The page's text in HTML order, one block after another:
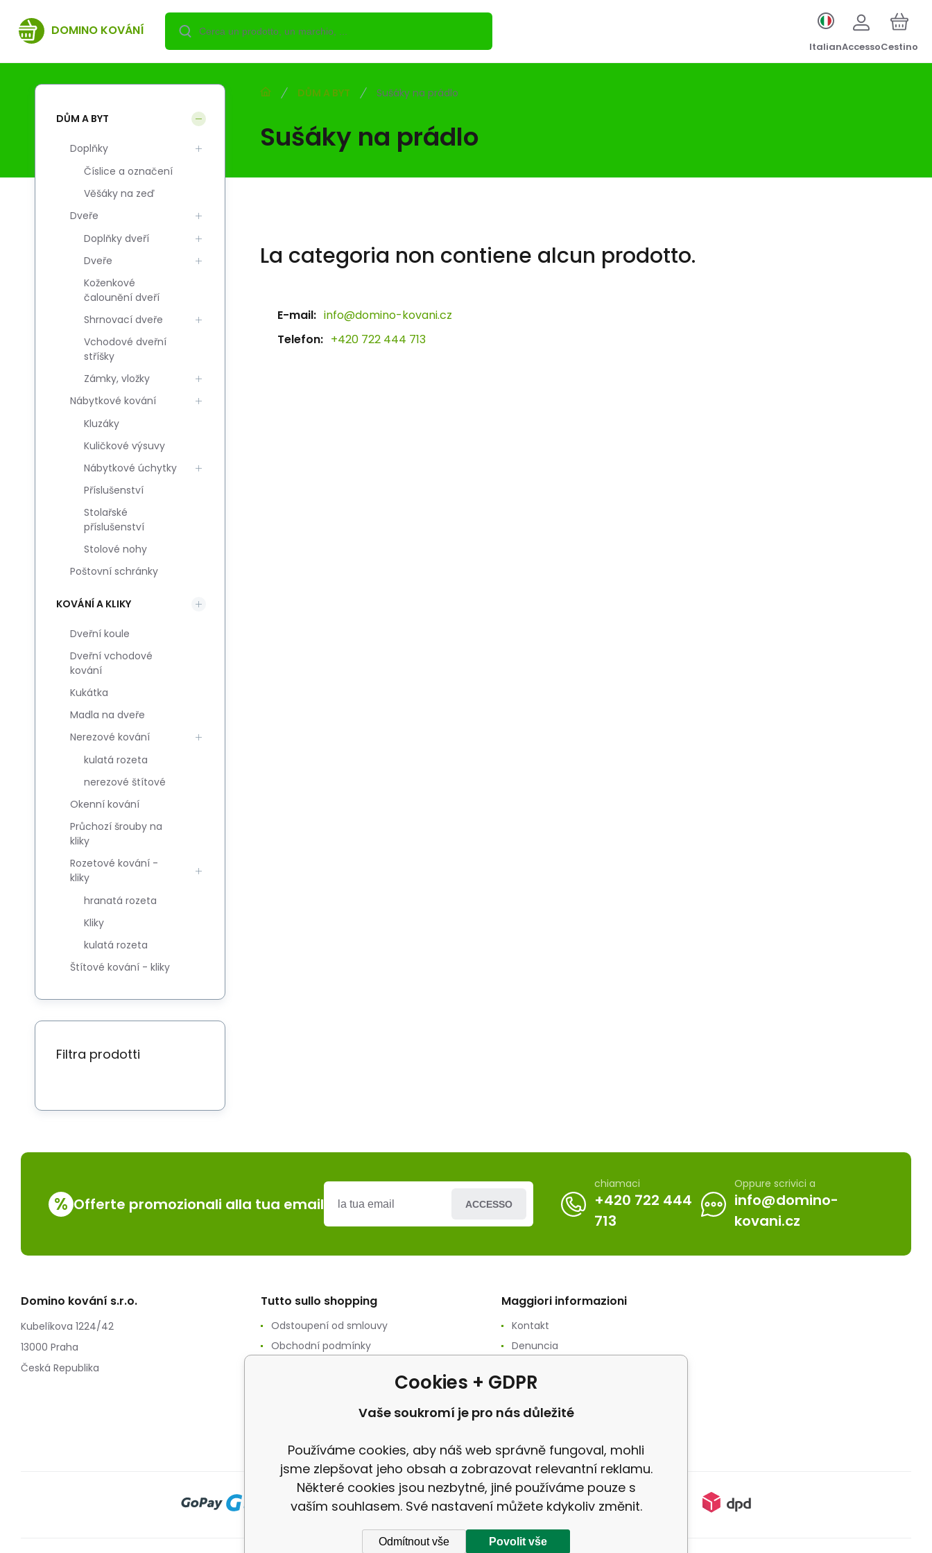
DOMINO KOVÁNÍ
ItalianAccessoCestino
DŮM A BYT Sušáky na prádlo
Sušáky na prádlo
La categoria non contiene alcun prodotto.
E-mail: info@domino-kovani.cz
Telefon: +420 722 444 713
DŮM A BYT
Doplňky
Číslice a označení
Věšáky na zeď
Dveře
Doplňky dveří
Dveře
Koženkové
čalounění dveří
Shrnovací dveře
Vchodové dveřní
stříšky
Zámky, vložky
Nábytkové kování
Kluzáky
Kuličkové výsuvy
Nábytkové úchytky
Příslušenství
Stolařské
příslušenství
Stolové nohy
Poštovní schránky
KOVÁNÍ A KLIKY
Dveřní koule
Dveřní vchodové
kování
Kukátka
Madla na dveře
Nerezové kování
kulatá rozeta
nerezové štítové
Okenní kování
Průchozí šrouby na
kliky
Rozetové kování -
kliky
hranatá rozeta
Kliky
kulatá rozeta
Štítové kování - kliky
Filtra prodotti
% Offerte promozionali alla tua email ACCESSO
chiamaci
+420 722 444
713
Oppure scrivici a
info@domino-
kovani.cz
Domino kování s.r.o.
Kubelíkova 1224/42
13000 Praha
Česká Republika
Tutto sullo shopping
Odstoupení od smlouvy
Obchodní podmínky
Maggiori informazioni
Kontakt
Denuncia
Cookies + GDPR
Vaše soukromí je pro nás důležité
Používáme cookies, aby náš web správně fungoval, mohli
jsme zlepšovat jeho obsah a zobrazovat relevantní reklamu.
Některé cookies jsou nezbytné, jiné používáme pouze s
vaším souhlasem. Své nastavení můžete kdykoliv změnit.
Odmítnout vše Povolit vše